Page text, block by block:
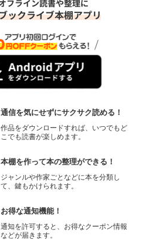
通信を気にせずにサクサク読める！
作品をダウンロードすれば、いつでもど
こでも読書が楽しめます。
本棚を作って本の整理ができる！
ジャンルや作家ごとなどに本を分類し
て、鍵もかけられます。
お得な通知機能！
通知を許可すると、お得なクーポン情報
などが届きます。